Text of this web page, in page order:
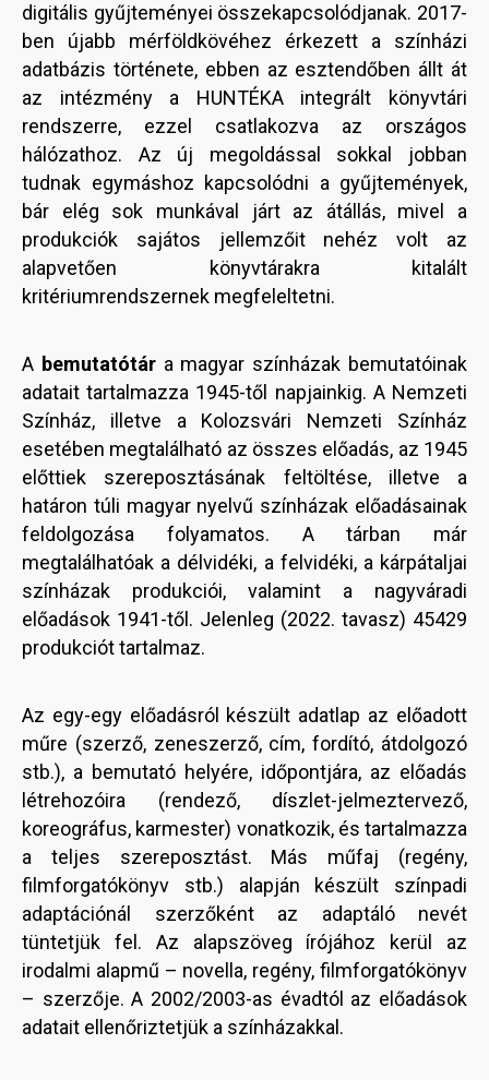
digitális gyűjteményei összekapcsolódjanak. 2017-
ben újabb mérföldkövéhez érkezett a színházi
adatbázis története, ebben az esztendőben állt át
az intézmény a HUNTÉKA integrált könyvtári
rendszerre, ezzel csatlakozva az országos
hálózathoz. Az új megoldással sokkal jobban
tudnak egymáshoz kapcsolódni a gyűjtemények,
bár elég sok munkával járt az átállás, mivel a
produkciók sajátos jellemzőit nehéz volt az
alapvetően könyvtárakra kitalált
kritériumrendszernek megfeleltetni.
A bemutatótára magyar színházak bemutatóinak
adatait tartalmazza 1945-től napjainkig. A Nemzeti
Színház, illetve a Kolozsvári Nemzeti Színház
esetében megtalálható az összes előadás, az 1945
előttiek szereposztásának feltöltése, illetve a
határon túli magyar nyelvű színházak előadásainak
feldolgozása folyamatos. A tárban már
megtalálhatóak a délvidéki, a felvidéki, a kárpátaljai
színházak produkciói, valamint a nagyváradi
előadások 1941-től. Jelenleg (2022. tavasz) 45429
produkciót tartalmaz.
Az egy-egy előadásról készült adatlap az előadott
műre (szerző, zeneszerző, cím, fordító, átdolgozó
stb.), a bemutató helyére, időpontjára, az előadás
létrehozóira (rendező, díszlet-jelmeztervező,
koreográfus, karmester) vonatkozik, és tartalmazza
a teljes szereposztást. Más műfaj (regény,
filmforgatókönyv stb.) alapján készült színpadi
adaptációnál szerzőként az adaptáló nevét
tüntetjük fel. Az alapszöveg írójához kerül az
irodalmi alapmű – novella, regény, filmforgatókönyv
– szerzője. A 2002/2003-as évadtól az előadások
adatait ellenőriztetjük a színházakkal.